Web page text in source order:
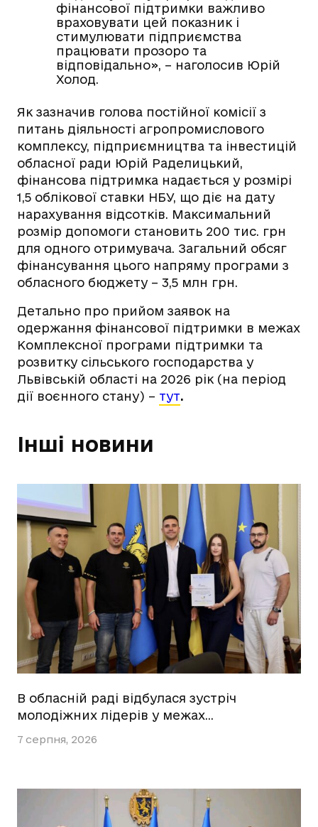
фінансової підтримки важливо
враховувати цей показник і
стимулювати підприємства
працювати прозоро та
відповідально», – наголосив Юрій
Холод.
Як зазначив голова постійної комісії з
питань діяльності агропромислового
комплексу, підприємництва та інвестицій
обласної ради Юрій Раделицький,
фінансова підтримка надається у розмірі
1,5 облікової ставки НБУ, що діє на дату
нарахування відсотків. Максимальний
розмір допомоги становить 200 тис. грн
для одного отримувача. Загальний обсяг
фінансування цього напряму програми з
обласного бюджету – 3,5 млн грн.
Детально про прийом заявок на
одержання фінансової підтримки в межах
Комплексної програми підтримки та
розвитку сільського господарства у
Львівській області на 2026 рік (на період
дії воєнного стану) – тут.
Інші новини
В обласній раді відбулася зустріч
молодіжних лідерів у межах…
7 серпня, 2026